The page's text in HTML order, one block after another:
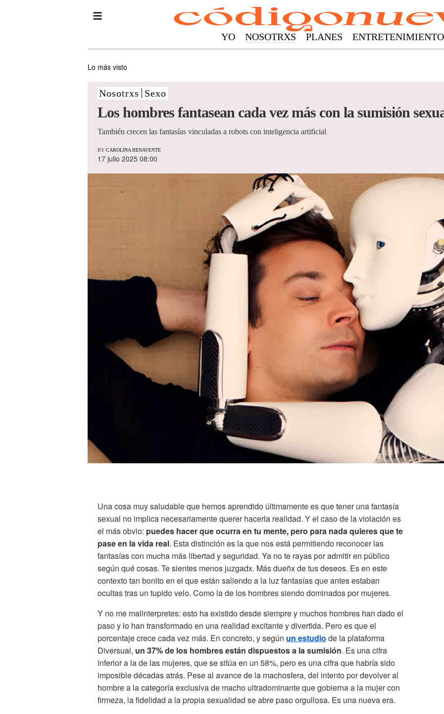
YO NOSOTRXS PLANES ENTRETENIMIENTO
Lo más visto
Nosotrxs Sexo
Los hombres fantasean cada vez más con la sumisión
También crecen las fantasías vinculadas a robots con inteligencia artificial
BY CAROLINA BENAVENTE
17 julio 2025 08:00
Una cosa muy saludable que hemos aprendido últimamente es que tener una fantasía
sexual no implica necesariamente querer hacerla realidad. Y el caso de la violación es
el más obvio: puedes hacer que ocurra en tu mente, pero para nada quieres que te
pase en la vida real. Esta distinción es la que nos está permitiendo reconocer las
fantasías con mucha más libertad y seguridad. Ya no te rayas por admitir en público
según qué cosas. Te sientes menos juzgadx. Más dueñx de tus deseos. Es en este
contexto tan bonito en el que están saliendo a la luz fantasías que antes estaban
ocultas tras un tupido velo. Como la de los hombres siendo dominados por mujeres.
Y no me malinterpretes: esto ha existido desde siempre y muchos hombres han dado el
paso y lo han transformado en una realidad excitante y divertida. Pero es que el
porcentaje crece cada vez más. En concreto, y según un estudio de la plataforma
Diversual, un 37% de los hombres están dispuestos a la sumisión. Es una cifra
inferior a la de las mujeres, que se sitúa en un 58%, pero es una cifra que habría sido
imposible décadas atrás. Pese al avance de la machosfera, del intento por devolver al
hombre a la categoría exclusiva de macho ultradominante que gobierna a la mujer con
firmeza, la fidelidad a la propia sexualidad se abre paso orgullosa. Es una nueva era.